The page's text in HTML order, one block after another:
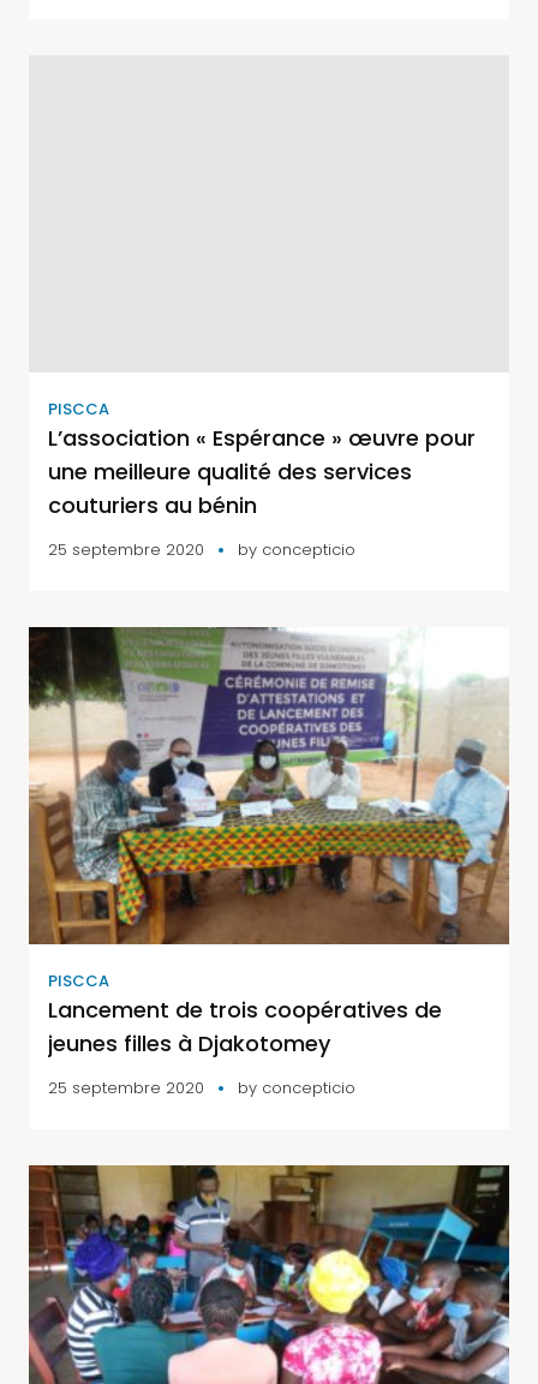
PISCCA
L’association « Espérance » œuvre pour
une meilleure qualité des services
couturiers au bénin
25 septembre 2020 by concepticio
PISCCA
Lancement de trois coopératives de
jeunes filles à Djakotomey
25 septembre 2020 by concepticio